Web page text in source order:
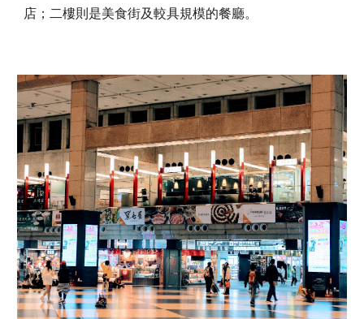
店；二樓則是美食街及較具規模的餐廳。